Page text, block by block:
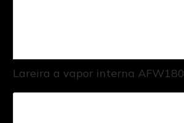
Lareira a vapor interna AFW180